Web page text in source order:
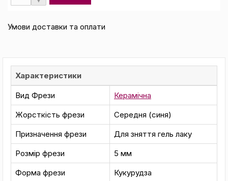
Умови доставки та оплати
Характеристики
Вид Фрези
Керамічна
Жорсткість фрези
Середня (синя)
Призначення фрези
Для зняття гель лаку
Розмір фрези
5 мм
Форма фрези
Кукурудза